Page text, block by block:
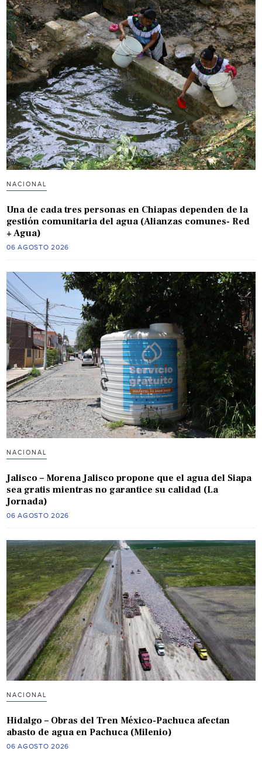
NACIONAL
Una de cada tres personas en Chiapas dependen de la
gestión comunitaria del agua (Alianzas comunes- Red
+ Agua)
06 AGOSTO 2026
NACIONAL
Jalisco – Morena Jalisco propone que el agua del Siapa
sea gratis mientras no garantice su calidad (La
Jornada)
06 AGOSTO 2026
NACIONAL
Hidalgo – Obras del Tren México-Pachuca afectan
abasto de agua en Pachuca (Milenio)
06 AGOSTO 2026